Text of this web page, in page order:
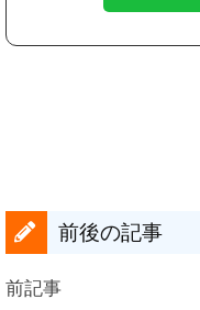
前後の記事
前記事